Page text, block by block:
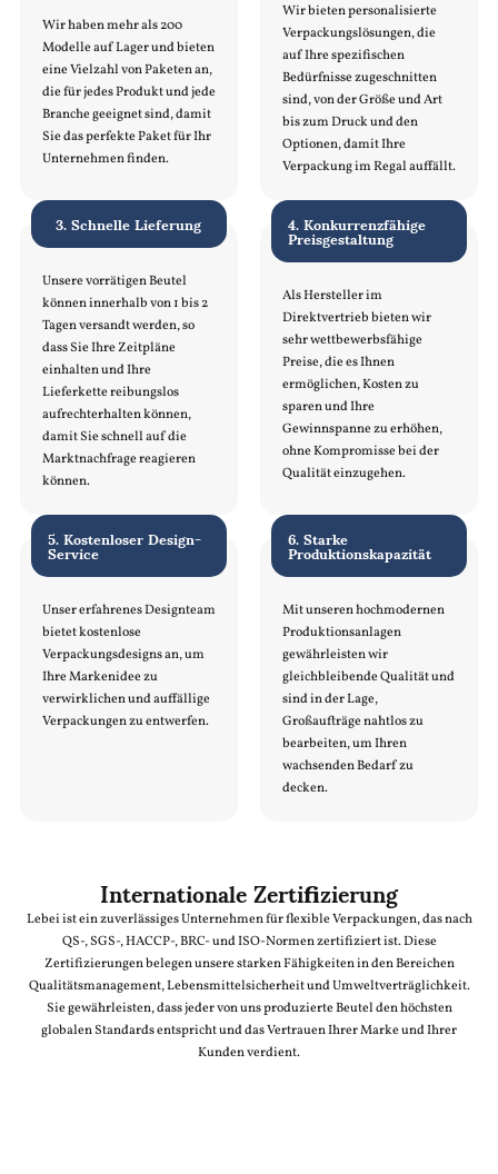
Wir haben mehr als 200
Modelle auf Lager und bieten
eine Vielzahl von Paketen an,
die für jedes Produkt und jede
Branche geeignet sind, damit
Sie das perfekte Paket für Ihr
Unternehmen finden.
Wir bieten personalisierte
Verpackungslösungen, die
auf Ihre spezifischen
Bedürfnisse zugeschnitten
sind, von der Größe und Art
bis zum Druck und den
Optionen, damit Ihre
Verpackung im Regal auffällt.
3. Schnelle Lieferung
Unsere vorrätigen Beutel
können innerhalb von 1 bis 2
Tagen versandt werden, so
dass Sie Ihre Zeitpläne
einhalten und Ihre
Lieferkette reibungslos
aufrechterhalten können,
damit Sie schnell auf die
Marktnachfrage reagieren
können.
4. Konkurrenzfähige
Preisgestaltung
Als Hersteller im
Direktvertrieb bieten wir
sehr wettbewerbsfähige
Preise, die es Ihnen
ermöglichen, Kosten zu
sparen und Ihre
Gewinnspanne zu erhöhen,
ohne Kompromisse bei der
Qualität einzugehen.
5. Kostenloser Design-
Service
Unser erfahrenes Designteam
bietet kostenlose
Verpackungsdesigns an, um
Ihre Markenidee zu
verwirklichen und auffällige
Verpackungen zu entwerfen.
6. Starke
Produktionskapazität
Mit unseren hochmodernen
Produktionsanlagen
gewährleisten wir
gleichbleibende Qualität und
sind in der Lage,
Großaufträge nahtlos zu
bearbeiten, um Ihren
wachsenden Bedarf zu
decken.
Internationale Zertifizierung
Lebei ist ein zuverlässiges Unternehmen für flexible Verpackungen, das nach
QS-, SGS-, HACCP-, BRC- und ISO-Normen zertifiziert ist. Diese
Zertifizierungen belegen unsere starken Fähigkeiten in den Bereichen
Qualitätsmanagement, Lebensmittelsicherheit und Umweltverträglichkeit.
Sie gewährleisten, dass jeder von uns produzierte Beutel den höchsten
globalen Standards entspricht und das Vertrauen Ihrer Marke und Ihrer
Kunden verdient.